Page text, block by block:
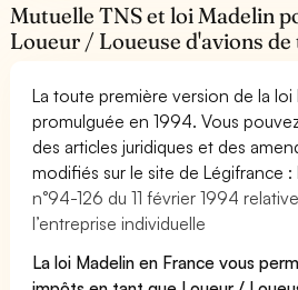
Mutuelle TNS et loi Madelin
Loueur / Loueuse d'avions
La toute première version de la loi
promulguée en 1994. Vous
des articles juridiques et des
modifiés sur le site de Légifrance :
n°94-126 du 11 février 1994
l’entreprise individuelle
La loi Madelin en France vous